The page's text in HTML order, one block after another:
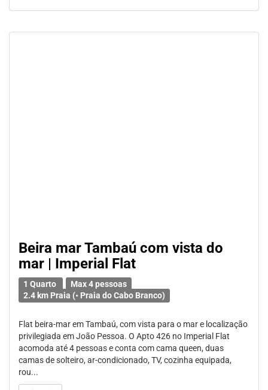
Beira mar Tambaú com vista do
mar | Imperial Flat
1 Quarto
Max 4 pessoas
2.4 km Praia (• Praia do Cabo Branco)
Flat beira-mar em Tambaú, com vista para o mar e localização
privilegiada em João Pessoa. O Apto 426 no Imperial Flat
acomoda até 4 pessoas e conta com cama queen, duas
camas de solteiro, ar-condicionado, TV, cozinha equipada,
rou...